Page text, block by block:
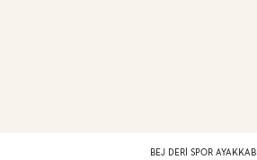
BEJ DERI SPOR AYAKKABI